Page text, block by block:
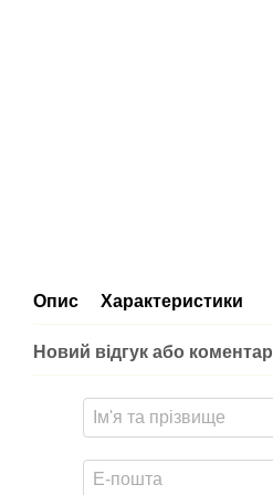
Опис Характеристики
Новий відгук або коментар